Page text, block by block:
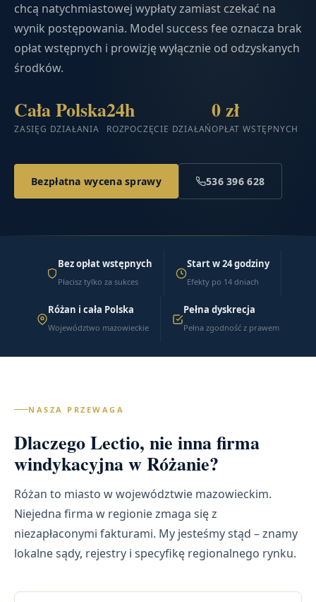
chcą natychmiastowej wypłaty zamiast czekać na
wynik postępowania. Model success fee oznacza brak
opłat wstępnych i prowizję wyłącznie od odzyskanych
środków.
Cała Polska
ZASIĘG DZIAŁANIA
24h
ROZPOCZĘCIE DZIAŁAŃ
0 zł
OPŁAT WSTĘPNYCH
Bezpłatna wycena sprawy 536 396 628
Bez opłat wstępnych
Płacisz tylko za sukces
Start w 24 godziny
Efekty po 14 dniach
Różan i cała Polska
Województwo mazowieckie
Pełna dyskrecja
Pełna zgodność z prawem
NASZA PRZEWAGA
Dlaczego Lectio, nie inna firma
windykacyjna w Różanie?
Różan to miasto w województwie mazowieckim.
Niejedna firma w regionie zmaga się z
niezapłaconymi fakturami. My jesteśmy stąd – znamy
lokalne sądy, rejestry i specyfikę regionalnego rynku.